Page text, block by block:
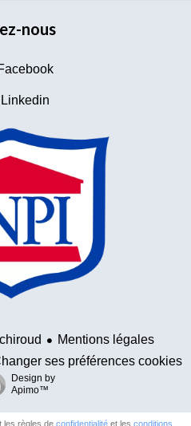
nous
Linkedin
Mentions légales
ses préférences cookies
Design by
Apimo™
les règles de confidentialitéet les conditions